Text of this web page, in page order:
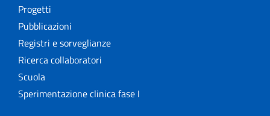
Progetti
Pubblicazioni
Registri e sorveglianze
Ricerca collaboratori
Scuola
Sperimentazione clinica fase I